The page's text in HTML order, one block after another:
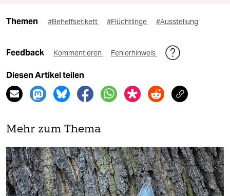
Themen #Behelfsetikett #Flüchtlinge #Ausstellung
Feedback Kommentieren Fehlerhinweis
Diesen Artikel teilen
Mehr zum Thema